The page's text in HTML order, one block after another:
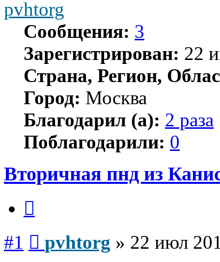
pvhtorg
Сообщения: 3
Зарегистрирован: 22
Страна, Регион,
Город: Москва
Благодарил (а): 2 раза
Поблагодарили: 0
Вторичная пнд из
#1 pvhtorg » 22 июл